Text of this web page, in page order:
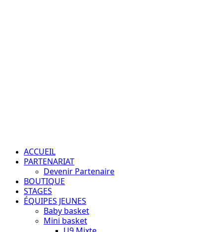
ACCUEIL
PARTENARIAT
Devenir Partenaire
BOUTIQUE
STAGES
ÉQUIPES JEUNES
Baby basket
Mini basket